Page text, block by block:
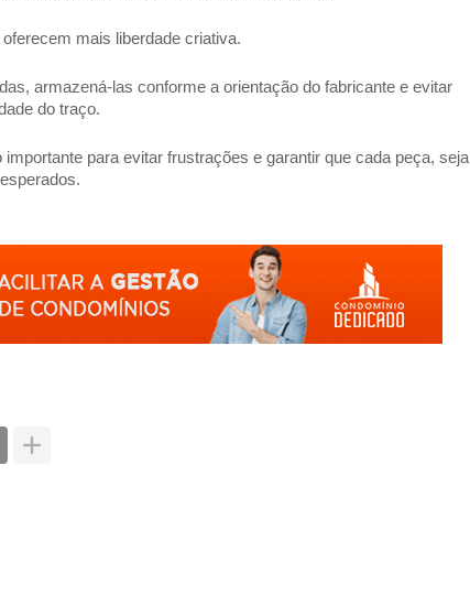
mais liberdade criativa.
armazená-las conforme a orientação do fabricante e evitar
do traço.
para evitar frustrações e garantir que cada peça, seja